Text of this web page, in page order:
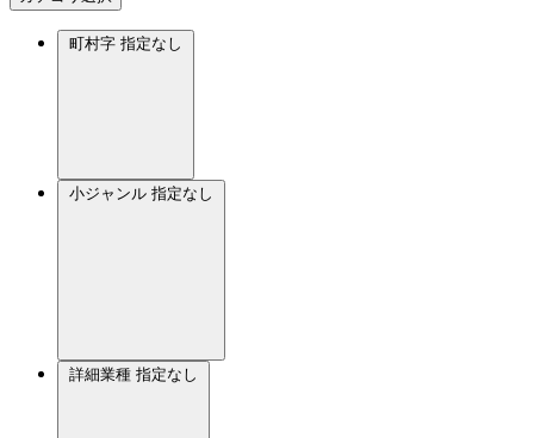
町村字 指定なし
小ジャンル 指定なし
詳細業種 指定なし